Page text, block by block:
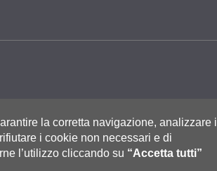
la corretta navigazione, analizzare il
i cookie non necessari e di
l’utilizzo cliccando su “Accetta tutti”